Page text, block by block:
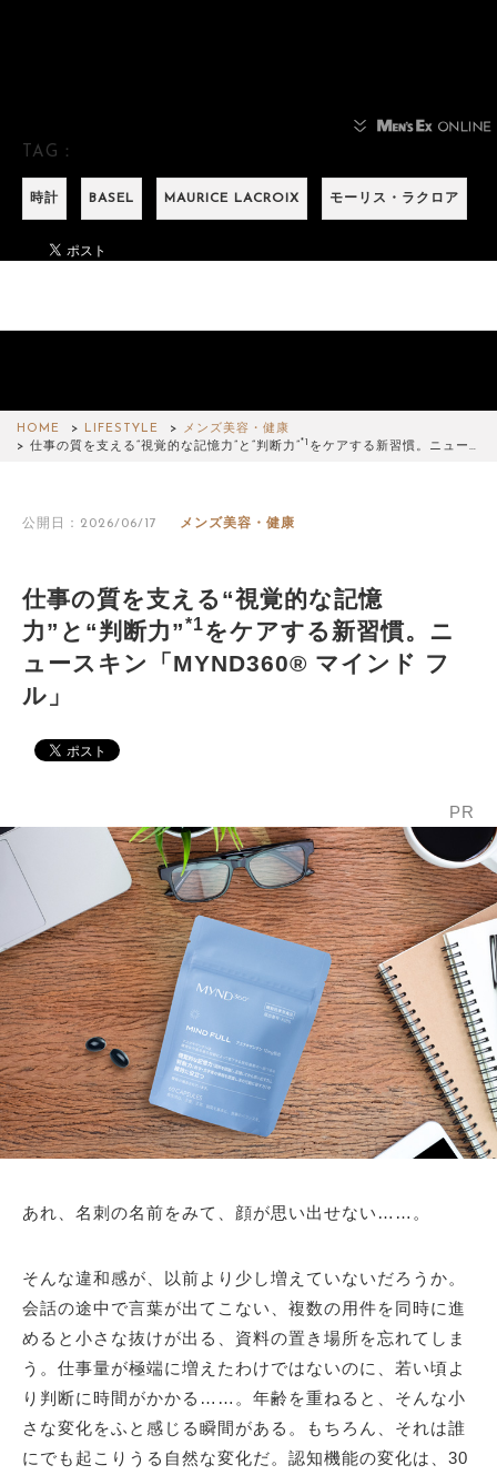
TAG：
時計 BASEL MAURICE LACROIX モーリス・ラクロア
HOME LIFESTYLE
メンズ美容・健康
仕事の質を支える“視覚的な記憶力”と“判断力”*1 をケアする新習慣。ニュー…
公開日：2026/06/17 メンズ美容・健康
仕事の質を支える“視覚的な記憶
力”と“判断力”*1をケアする新習慣。ニ
ュースキン「MYND360® マインド フ
ル」
PR
あれ、名刺の名前をみて、顔が思い出せない……。
そんな違和感が、以前より少し増えていないだろうか。
会話の途中で言葉が出てこない、複数の用件を同時に進
めると小さな抜けが出る、資料の置き場所を忘れてしま
う。仕事量が極端に増えたわけではないのに、若い頃よ
り判断に時間がかかる……。年齢を重ねると、そんな小
さな変化をふと感じる瞬間がある。もちろん、それは誰
にでも起こりうる自然な変化だ。認知機能の変化は、30